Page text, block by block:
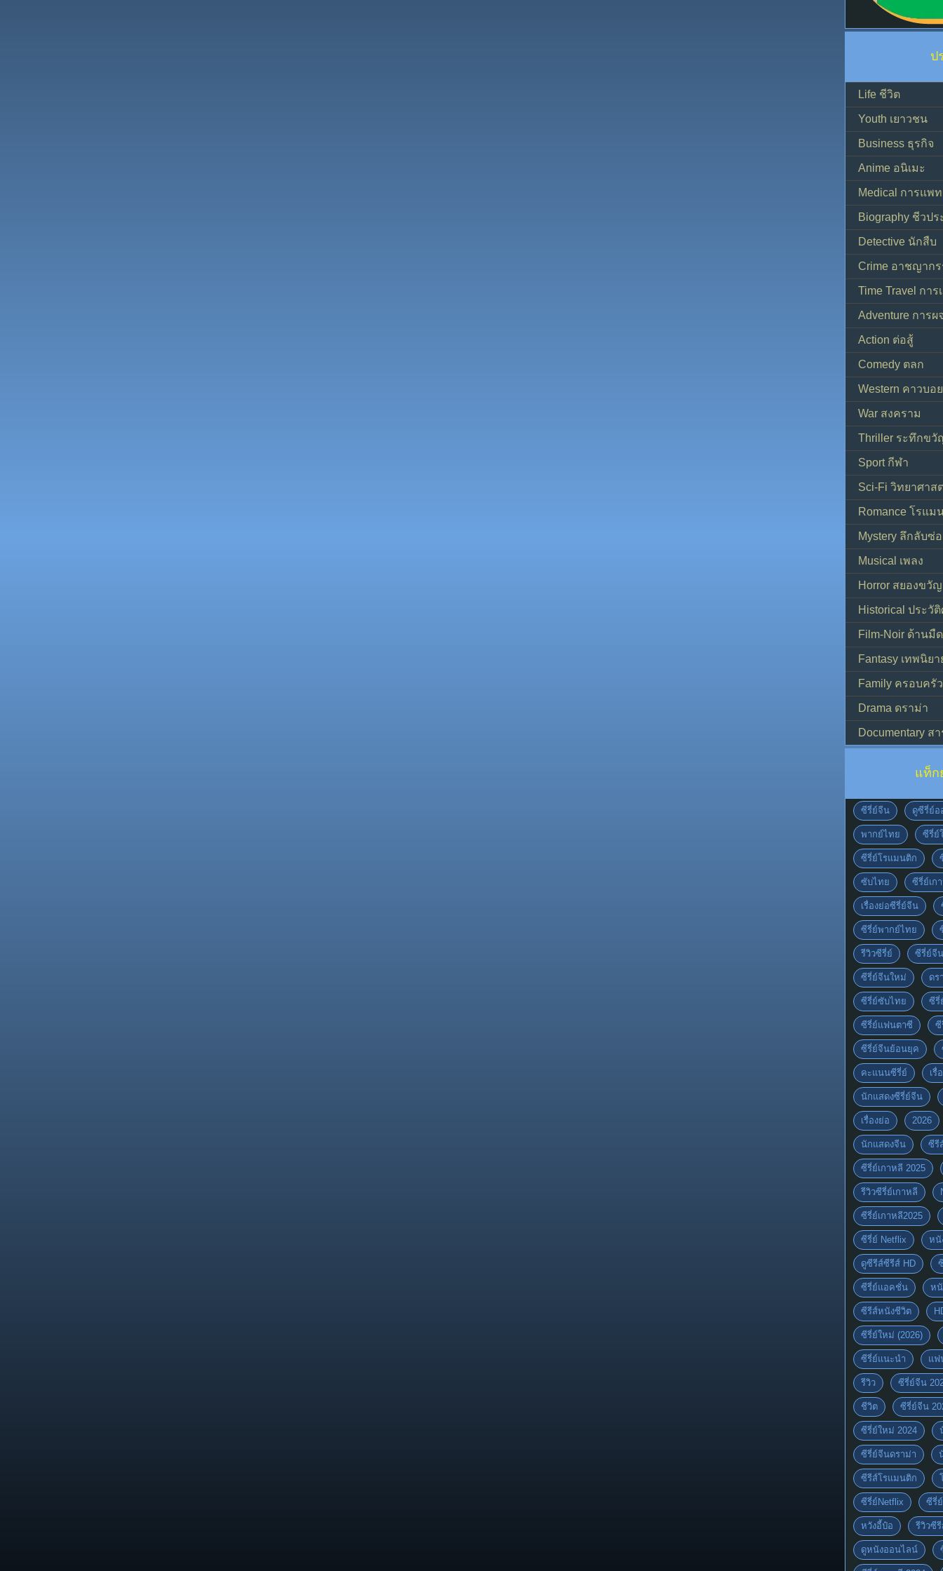
ป
Life ชีวิต
Youth เยาวชน
Business ธุรกิจ
Anime อนิเมะ
Medical การแพ
Biography ชีวปร
Detective นักสืบ
Crime อาชญาก
Time Travel กา
Adventure การ
Action ต่อสู้
Comedy ตลก
Western คาวบอ
War สงคราม
Thriller ระทึกขวั
Sport กีฬา
Sci-Fi วิทยาศาส
Romance โรแม
Mystery ลึกลับซ่
Musical เพลง
Horror สยองขวัญ
Historical ประวั
Film-Noir ด้านมื
Fantasy เทพนิยา
Family ครอบครัว
Drama ดราม่า
Documentary ส
แท็ก
ซีรี่ย์จีน ดูซีรี่ย์อ
พากย์ไทย ซีรี่ย์
ซีรี่ย์โรแมนติก
ซับไทย ซีรี่ย์เก
เรื่องย่อซีรี่ย์จีน
ซีรี่ย์พากย์ไทย
รีวิวซีรี่ย์ ซีรี่ย์จี
ซีรี่ย์จีนใหม่ ดร
ซีรี่ย์ซับไทย ซีรี่
ซีรี่ย์แฟนตาซี ซี
ซีรี่ย์จีนย้อนยุค
คะแนนซีรี่ย์ เรื่
นักแสดงซีรี่ย์จีน
เรื่องย่อ 2026
นักแสดงจีน ซีรี
ซีรี่ย์เกาหลี 2025
รีวิวซีรี่ย์เกาหลี
ซีรี่ย์เกาหลี2025
ซีรี่ย์ Netflix หนั
ดูซีรีส์ซีรีส์ HD
ซีรี่ย์แอคชั่น ห
ซีรีส์หนังชีวิต
ซีรี่ย์ใหม่ (2026)
ซีรี่ย์แนะนำ แฟ
รีวิว ซีรี่ย์จีน
ชีวิต ซีรี่ย์จีน
ซีรี่ย์ใหม่ 2024
ซีรี่ย์จีนดราม่า
ซีรีส์โรแมนติก
ซีรี่ย์Netflix ซีรี่
หวังอี้ป๋อ รีวิวซี
ดูหนังออนไลน์